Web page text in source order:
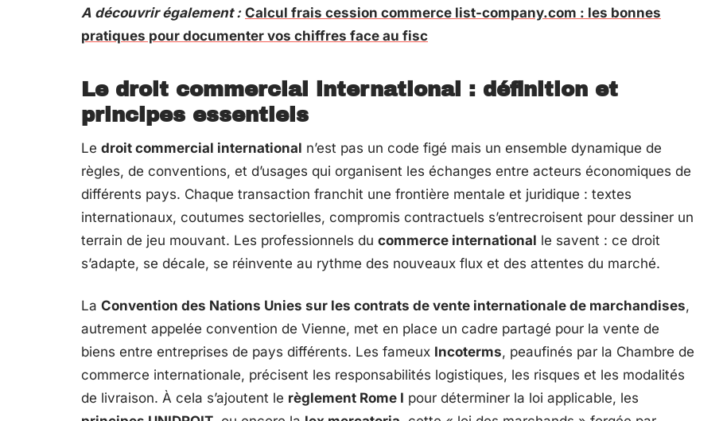
A découvrir également : Calcul frais cession commerce list-company.com : les bonnes
pratiques pour documenter vos chiffres face au fisc
Le droit commercial international : définition et
principes essentiels
Le droit commercial international n’est pas un code figé mais un ensemble dynamique de
règles, de conventions, et d’usages qui organisent les échanges entre acteurs économiques de
différents pays. Chaque transaction franchit une frontière mentale et juridique : textes
internationaux, coutumes sectorielles, compromis contractuels s’entrecroisent pour dessiner un
terrain de jeu mouvant. Les professionnels du commerce international le savent : ce droit
s’adapte, se décale, se réinvente au rythme des nouveaux flux et des attentes du marché.
La Convention des Nations Unies sur les contrats de vente internationale de marchandises,
autrement appelée convention de Vienne, met en place un cadre partagé pour la vente de
biens entre entreprises de pays différents. Les fameux Incoterms, peaufinés par la Chambre de
commerce internationale, précisent les responsabilités logistiques, les risques et les modalités
de livraison. À cela s’ajoutent le règlement Rome I pour déterminer la loi applicable, les